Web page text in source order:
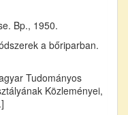
Bp., 1950.
a bőriparban.
Tudományos
Közleményei,